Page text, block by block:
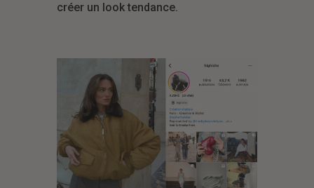
créer un look tendance.